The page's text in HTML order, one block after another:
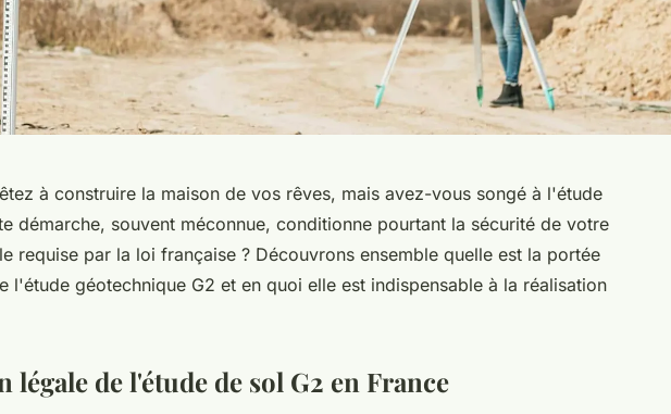
à construire la maison de vos rêves, mais avez-vous songé à l'étude
démarche, souvent méconnue, conditionne pourtant la sécurité de votre
requise par la loi française ? Découvrons ensemble quelle est la portée
l'étude géotechnique G2 et en quoi elle est indispensable à la réalisation
légale de l'étude de sol G2 en France